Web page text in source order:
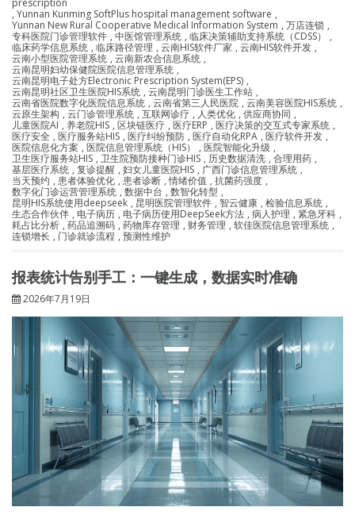
prescription
, Yunnan Kunming SoftPlus hospital management software ,
Yunnan New Rural Cooperative Medical Information System , 万店连锁 ,
专科医院门诊管理软件 , 中医馆管理系统 , 临床决策辅助支持系统（CDSS）
,
临床药学信息系统 , 临床路径管理 , 云南HIS软件厂家 , 云南HIS软件开发 ,
云南小型医院管理系统 , 云南新农合信息系统 ,
云南昆明妇幼保健院医院信息管理系统 ,
云南昆明电子处方Electronic Prescription System(EPS) ,
云南昆明社区卫生医院HIS系统 , 云南昆明门诊医生工作站 ,
云南省医院数字化医院信息系统 , 云南省第三人民医院 , 云南美容医院HIS系统 ,
云原生架构 , 云门诊管理系统 , 互联网诊疗 , 人类优化 , 供应商协同 ,
儿童医院AI , 养老院HIS , 区块链医疗 , 医疗ERP , 医疗决策的交互式专家系统 ,
医疗安全 , 医疗服务站HIS , 医疗纠纷预防 , 医疗自动化RPA , 医疗软件开发 ,
医院信息化方案 , 医院信息管理系统（HIS） , 医院智能化升级 ,
卫生医疗服务站HIS , 卫生院预防接种门诊HIS , 历史数据清洗 , 合理用药 ,
基层医疗系统 , 复诊提醒 , 妇女儿童医院HIS , 广西门诊信息管理系统 ,
当天预约 , 患者体验优化 , 患者诊断 ,情绪价值 , 抗菌药强度 ,
数字化门诊运营管理系统 , 数据中台 , 数智化转型 ,
昆明HIS系统使用deepseek , 昆明医院管理软件 , 智云健康 , 检验信息系统 ,
生态合作伙伴 , 电子病历 , 电子病历使用DeepSeek方法 , 病人护理 , 紧急牙科 ,
耗占比分析 , 药品追溯码 , 药物库存管理 , 财务管理 , 软佳医院信息管理系统 ,
连锁增长 , 门诊就诊流程 , 预测性维护
报表统计告别手工：一键生成，数据实时准确
2026年7月19日